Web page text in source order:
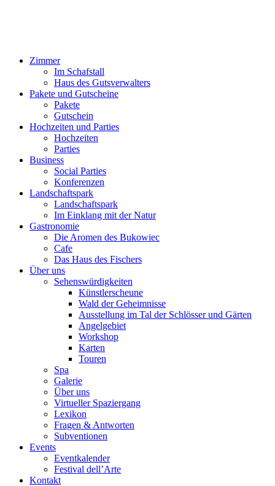
Zimmer
Im Schafstall
Haus des Gutsverwalters
Pakete und Gutscheine
Pakete
Gutschein
Hochzeiten und Parties
Hochzeiten
Parties
Business
Social Parties
Konferenzen
Landschaftspark
Landschaftspark
Im Einklang mit der Natur
Gastronomie
Die Aromen des Bukowiec
Cafe
Das Haus des Fischers
Über uns
Sehenswürdigkeiten
Künstlerscheune
Wald der Geheimnisse
Ausstellung im Tal der Schlösser und Gärten
Angelgebiet
Workshop
Karten
Touren
Spa
Galerie
Über uns
Virtueller Spaziergang
Lexikon
Fragen & Antworten
Subventionen
Events
Eventkalender
Festival dell’Arte
Kontakt